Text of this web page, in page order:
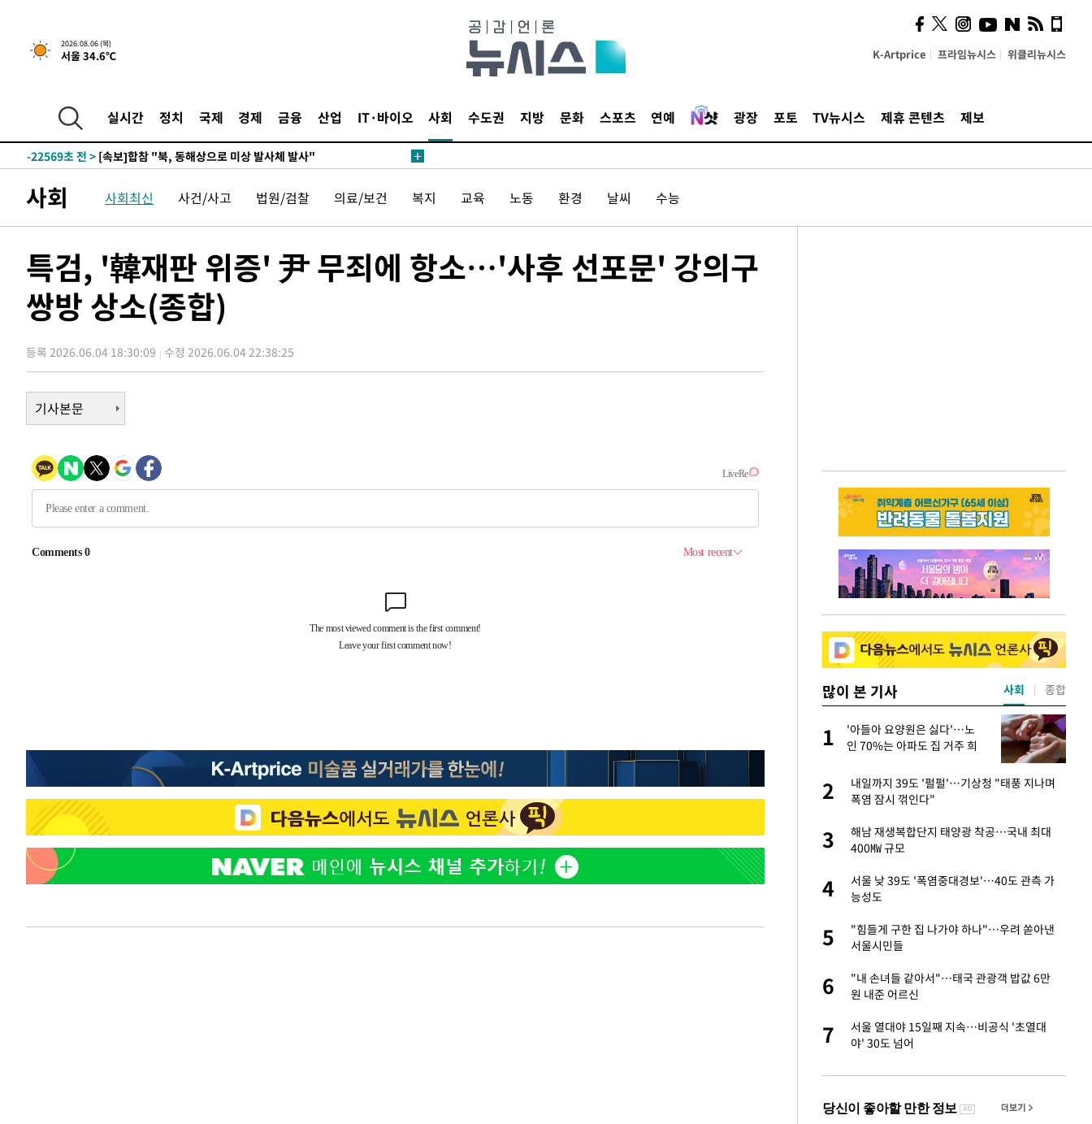
2026.08.06 (목)
서울 34.6℃ K-Artprice 프라임뉴시스 위클리뉴시스
실시간 정치 국제 경제 금융 산업 IT·바이오 사회 수도권 지방 문화 스포츠 연예 광장 포토 TV뉴시스 제휴 콘텐츠 제보
20분 전 >[속보]경찰, '홍명보 선임 논란' 대한축구협회·축구회관 등 압수수색
-24985초 전 >[속보]합참 "北 발사체는 단거리탄도미사일…감시·경계태세 강
-23163초 전 >
[속보] SKT, 에이닷 서비스 장애 발생…"원인 파악 중"
-22569초 전 >
-21965초 전 > '낮 최고 39도' 불볕더위…한밤 열대야도 계속[내일날씨]
-21586초 전 >
"韓 외환시장 개입 관측 배경엔 美의 대한국 무역적자 있어"
-21413초 전 >'월드컵 탈락 후폭풍' 축구협회…초유의 압수수색에 '충격·당황'
-20815초 전 >
[속보]종합특검, 대검 추가 압수수색…내란 중요임무종사 혐의
-16910초 전 > [속보]코스닥, 800p 회복…0.26% 오른 801.67 마감
-16840초 전 >[속보]코스피, 301.88포인트(4.58%) 내린 6296.38 마감
-14304초 전 >"여기 떨어졌다"…다누리, 스페이스X 로켓 달 충돌 흔적 포착
-3950초 전 >
내일까지 39도 '펄펄'…기상청 "태풍 지나며 폭염 잠시 꺾인다"
-3587초 전 >트럼프, 한국계 진보 주지사 후보 맹공…"공산주의가 최대 위협"
-3565초 전 > "美간섭에 합의 지연"…트럼프, '이란 호르무즈 통제권' 수용할까
-85초 전 >[속보]산업장관 "李정부, 원전 반대 안해…안정 전력 위해 불가피"
[속보]7~9일 프로야구 3연전도 폭염 취소…11일 재개
-16910초 전 >[속보]코스닥, 800p 회복…0.26% 오른 801.67 마감
-16840초 전 >
[속보]코스피, 301.88포인트(4.58%) 내린 6296.38 마감
-14304초 전 > "여기 떨어졌다"…다누리, 스페이스X 로켓 달 충돌 흔적 포착
-11349초 전 >손흥민, 5경기 연속골 실패…LAFC는 승부차기 끝 과달라하라 격파
-3950초 전 >
내일까지 39도 '펄펄'…기상청 "태풍 지나며 폭염 잠시 꺾인다"
-3587초 전 >트럼프, 한국계 진보 주지사 후보 맹공…"공산주의가 최대 위협"
-85초 전 >[속보]산업장관 "李정부, 원전 반대 안해…안정 전력 위해 불가피"
사회 사회최신 사건/사고 법원/검찰 의료/보건 복지 교육 노동 환경 날씨 수능
특검, '韓재판 위증' 尹 무죄에 항소…'사후 선포문' 강의구
쌍방 상소(종합)
등록 2026.06.04 18:30:09 수정 2026.06.04 22:38:25
기사본문
많이 본 기사
2
황기순 "원정 도박으로 전 재산 잃고 필리핀
도피"
3
이승기 측 "차가원 전세금 미반환은 고도의
사기 수법…엄벌 원해"
4
정부, 전 산업에 'AI 옷' 입힌다…AI 로봇 연
5 최준희, 또 성형수술 예고 "짝짝이 눈 탈출"
1
'아들아 요양원은 싫다'…노
인 70%는 아파도 집 거주 희
2
내일까지 39도 '펄펄'…기상청 "태풍 지나며
폭염 잠시 꺾인다"
3
해남 재생복합단지 태양광 착공…국내 최대
400㎿ 규모
4
서울 낮 39도 '폭염중대경보'…40도 관측 가
능성도
5
"힘들게 구한 집 나가야 하나"…우려 쏟아낸
서울시민들
6
"내 손녀들 같아서"…태국 관광객 밥값 6만
원 내준 어르신
7
서울 열대야 15일째 지속…비공식 '초열대
야' 30도 넘어
사회 종합